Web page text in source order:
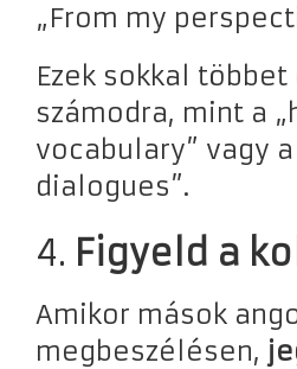
„From my
Ezek sokkal többet
számodra, mint a
vocabulary” vagy
dialogues”.
4. Figyeld a
Amikor mások
megbeszélésen,